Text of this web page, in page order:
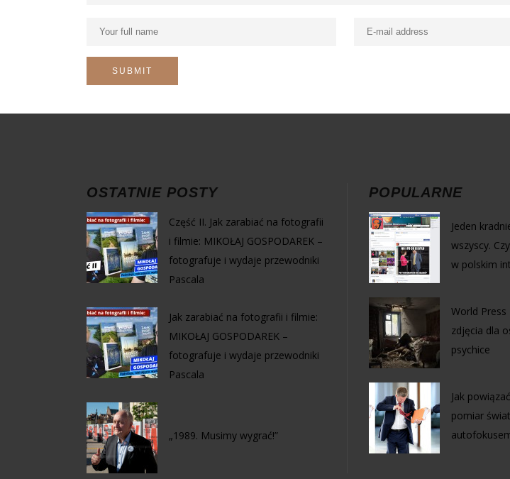
OSTATNIE POSTY
Część II. Jak zarabiać na fotografii
i filmie: MIKOŁAJ GOSPODAREK –
fotografuje i wydaje przewodniki
Pascala
Jak zarabiać na fotografii i filmie:
MIKOŁAJ GOSPODAREK –
fotografuje i wydaje przewodniki
Pascala
„1989. Musimy wygrać!”
POPULARNE
Jeden
wszyscy.
w polskim
World
zdjęcia dla
psychice
Jak
pomiar